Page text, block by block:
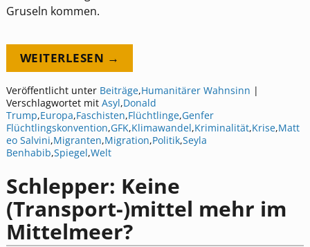
Gruseln kommen.
WEITERLESEN →
Veröffentlicht unter Beiträge,Humanitärer Wahnsinn |
Verschlagwortet mit Asyl,Donald
Trump,Europa,Faschisten,Flüchtlinge,Genfer
Flüchtlingskonvention,GFK,Klimawandel,Kriminalität,Krise,Matt
eo Salvini,Migranten,Migration,Politik,Seyla
Benhabib,Spiegel,Welt
Schlepper: Keine
(Transport-)mittel mehr im
Mittelmeer?